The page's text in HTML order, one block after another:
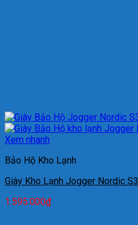
Xem nhanh
Bảo Hộ Kho Lạnh
Giày Kho Lạnh Jogger Nordic S3
1.595.000₫